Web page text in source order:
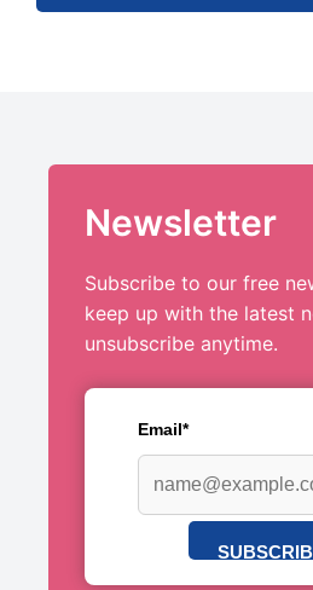
Newsletter
Subscribe to our free
keep up with the latest
unsubscribe anytime.
Email*